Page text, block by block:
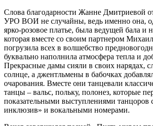
Слова благодарности Жанне Дмитриевой
УРО ВОИ не случайны, ведь именно она,
ярко-розовое платье, была ведущей бала и
которая вместе со своим партнером
погрузила всех в волшебство
буквально наполнила атмосфера тепла и
Прекрасные дамы сияли в своих нарядах,
солнце, а джентльмены в бабочках
очарования. Вместе они танцевали
танцы – вальс, польку, полонез, которые
показательными выступлениями танцоров
инклюзив» и вокальными номерами.